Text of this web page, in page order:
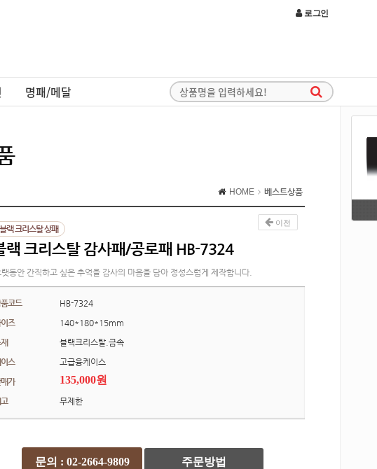
로그인
명패/메달
HOME 베스트상품
이전
블랙 크리스탈 상패
랙 크리스탈 감사패/공로패 HB-7324
동안 간직하고 싶은 추억을 감사의 마음을 담아 정성스럽게 제작합니다.
코드
HB-7324
즈
140*180*15mm
블랙크리스탈.금속
스
고급융케이스
가
135,000원
무제한
문의 : 02-2664-9809 주문방법